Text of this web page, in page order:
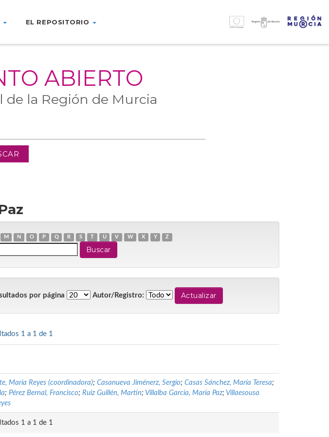
EL REPOSITORIO
ABIERTO
la Región de Murcia
M N O P Q R S U V W X Y Z
por página Autor/Registro:
1 a 1 de 1
María Reyes (coordinadora); Casanueva Jiménerz, Sergio; Casas Sánchez, María Teresa;
; Pérez Bernal, Francisco; Ruiz Guillén, Martín; Villalba García, María Paz; Villaesousa
1 a 1 de 1